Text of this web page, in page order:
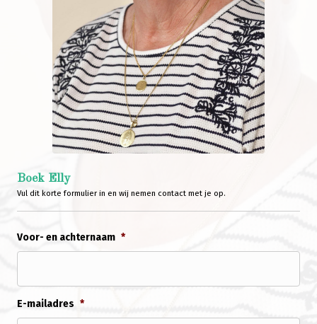
Boek Elly
Vul dit korte formulier in en wij nemen contact met je op.
Voor- en achternaam *
E-mailadres *